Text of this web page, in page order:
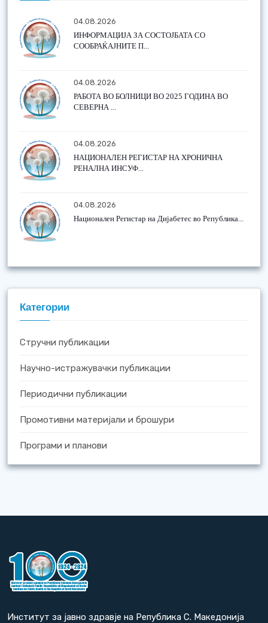
04.08.2026
ИНФОРМАЦИЈА ЗА СОСТОЈБАТА СО
СООБРАЌАЈНИТЕ П...
04.08.2026
РАБОТА ВО БОЛНИЦИ ВО 2025 ГОДИНА ВО
СЕВЕРНА ...
04.08.2026
НАЦИОНАЛЕН РЕГИСТАР НА ХРОНИЧНА
РЕНАЛНА ИНСУФ...
04.08.2026
Национален Регистар на Дијабетес во Република...
Категории
Стручни публикации
Научно-истражувачки публикации
Периодични публикации
Промотивни материјали и брошури
Програми и планови
Институт за јавно здравје на Република С. Македонија